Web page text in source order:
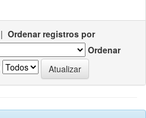
| Ordenar registros por
Ordenar